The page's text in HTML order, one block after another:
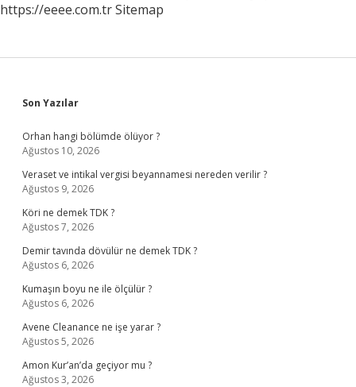
https://eeee.com.trSitemap
Sidebar
Son Yazılar
Orhan hangi bölümde ölüyor ?
Ağustos 10, 2026
Veraset ve intikal vergisi beyannamesi nereden verilir ?
Ağustos 9, 2026
Köri ne demek TDK ?
Ağustos 7, 2026
Demir tavında dövülür ne demek TDK ?
Ağustos 6, 2026
Kumaşın boyu ne ile ölçülür ?
Ağustos 6, 2026
Avene Cleanance ne işe yarar ?
Ağustos 5, 2026
Amon Kur’an’da geçiyor mu ?
Ağustos 3, 2026